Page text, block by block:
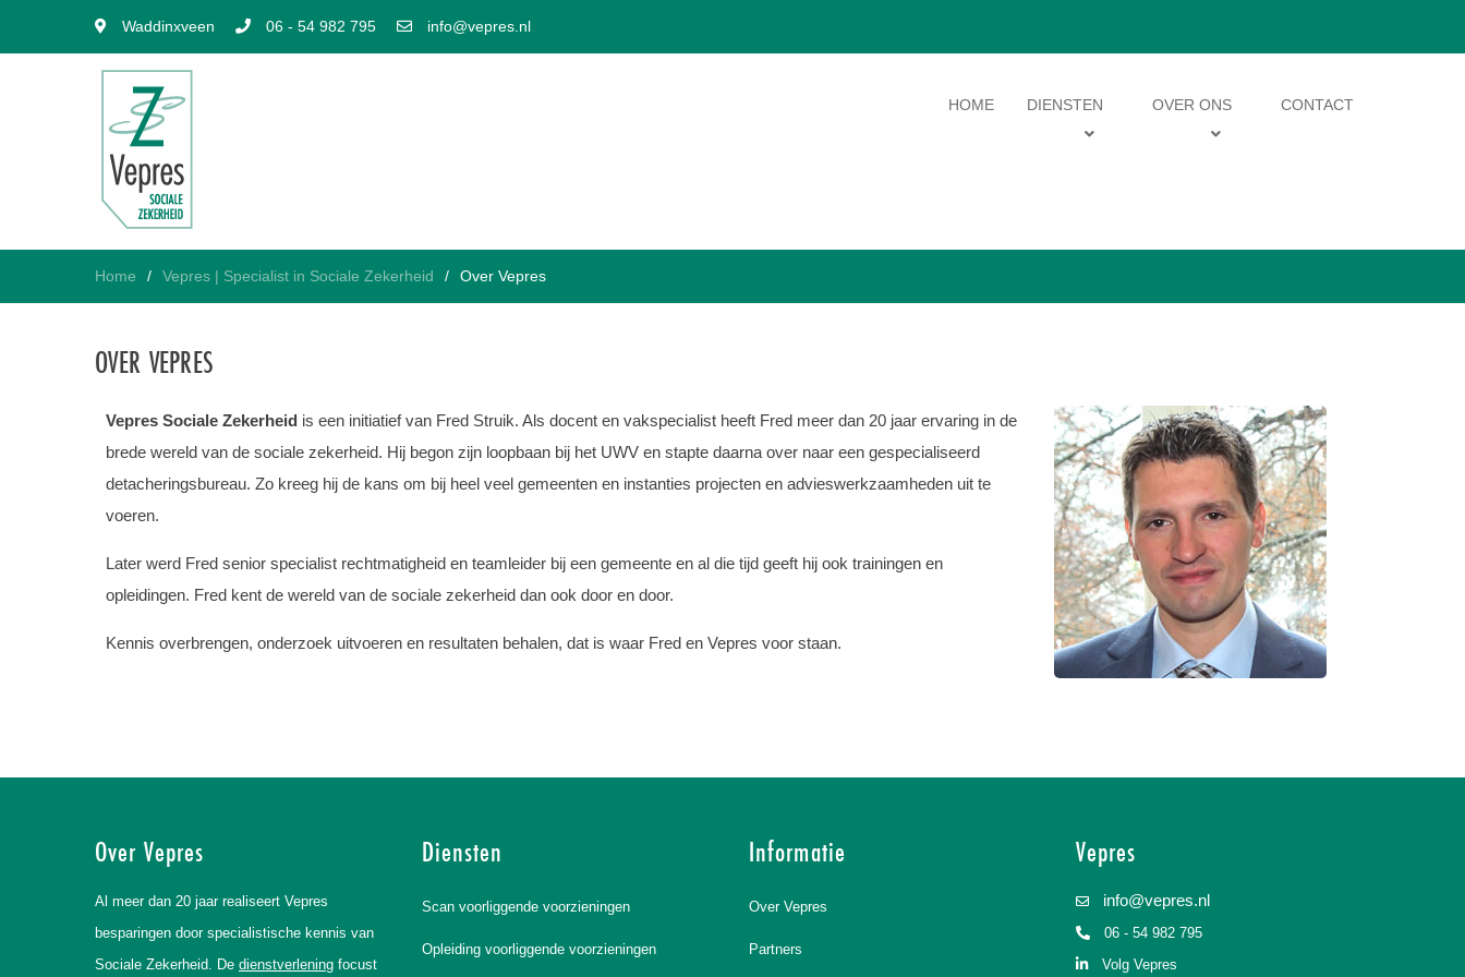
Waddinxveen 06 - 54 982 795 info@vepres.nl
HOME DIENSTEN OVER ONS CONTACT
Home Vepres | Specialist in Sociale Zekerheid Over Vepres
OVER VEPRES
Vepres Sociale Zekerheid is een initiatief van Fred Struik. Als docent en vakspecialist heeft Fred meer dan 20 jaar ervaring in de
brede wereld van de sociale zekerheid. Hij begon zijn loopbaan bij het UWV en stapte daarna over naar een gespecialiseerd
detacheringsbureau. Zo kreeg hij de kans om bij heel veel gemeenten en instanties projecten en advieswerkzaamheden uit te
voeren.
Later werd Fred senior specialist rechtmatigheid en teamleider bij een gemeente en al die tijd geeft hij ook trainingen en
opleidingen. Fred kent de wereld van de sociale zekerheid dan ook door en door.
Kennis overbrengen, onderzoek uitvoeren en resultaten behalen, dat is waar Fred en Vepres voor staan.
Over Vepres
Al meer dan 20 jaar realiseert Vepres
besparingen door specialistische kennis van
Sociale Zekerheid. De dienstverlening focust
Diensten
Scan voorliggende voorzieningen
Opleiding voorliggende voorzieningen
Informatie
Over Vepres
Partners
Vepres
info@vepres.nl
06 - 54 982 795
Volg Vepres